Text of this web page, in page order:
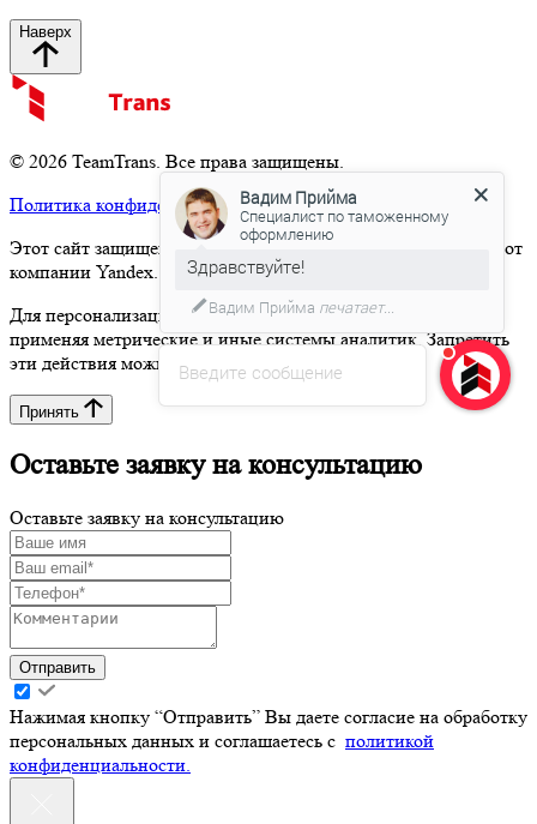
Наверх
© 2026 TeamTrans. Все права защищены.
Политика конфиденциальности
Этот сайт защищен от спама сервисом Yandex SmartCaptcha от
компании Yandex.
Политика обработки данных
Для персонализации сервисов сайт использует cookies,
применяя метрические и иные системы аналитик. Запретить
эти действия можно в настройках браузера.
Принять
Оставьте заявку на консультацию
Оставьте заявку на консультацию
Отправить
Нажимая кнопку “Отправить” Вы даете согласие на обработку
персональных данных и соглашаетесь с политикой
конфиденциальности.
Введите сообщение
Вадим Прийма
Специалист по таможенному
оформлению
Здравствуйте!
Вадим Прийма печатает...